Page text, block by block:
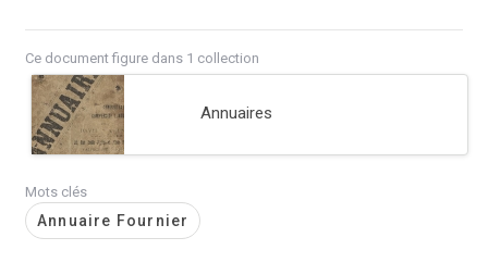
Ce document figure dans 1 collection
Annuaires
Mots clés
Annuaire Fournier